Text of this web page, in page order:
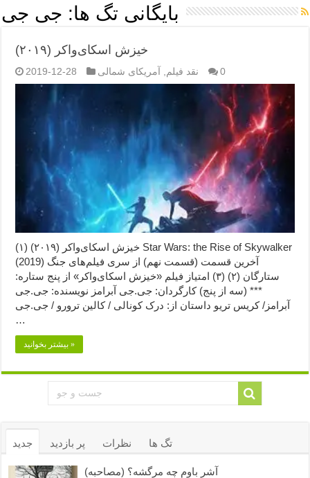
بایگانی تگ ها: جی جی
خیزش اسکای‌واکر (۲۰۱۹)
2019-12-28 نقد فیلم آمریکای شمالی 0
خیزش اسکای‌واکر (۲۰۱۹) (۱) Star Wars: the Rise of Skywalker
(2019) آخرین قسمت (قسمت نهم) از سری فیلم‌های جنگ
ستارگان (۲) (۳) امتیاز فیلم «خیزش اسکای‌واکر» از پنج ستاره:
*** (سه از پنج) کارگردان: جی.جی آبرامز نویسنده: جی.جی
آبرامز/ کریس تریو داستان از: درک کونالی / کالین ترورو / جی.جی
…
بیشتر بخوانید »
جدید پر بازدید نظرات تگ ها
آشر باوم چه مرگشه؟ (مصاحبه)